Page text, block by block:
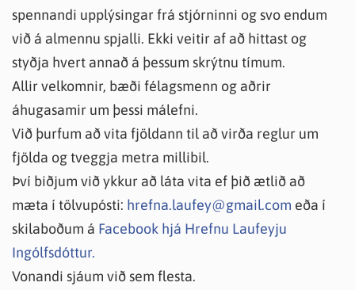
spennandi upplýsingar frá stjórninni og svo endum
við á almennu spjalli. Ekki veitir af að hittast og
styðja hvert annað á þessum skrýtnu tímum.
Allir velkomnir, bæði félagsmenn og aðrir
áhugasamir um þessi málefni.
Við þurfum að vita fjöldann til að virða reglur um
fjölda og tveggja metra millibil.
Því biðjum við ykkur að láta vita ef þið ætlið að
mæta í tölvupósti: hrefna.laufey@gmail.com eða í
skilaboðum á Facebook hjá Hrefnu Laufeyju
Ingólfsdóttur.
Vonandi sjáum við sem flesta.